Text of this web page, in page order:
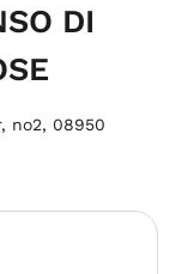
DI
no2, 08950